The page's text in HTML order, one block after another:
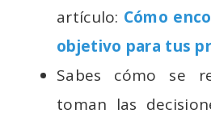
artículo: Cómo
objetivo para tus
Sabes cómo se
toman las